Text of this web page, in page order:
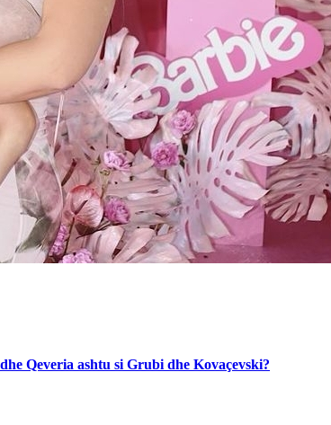
Qeveria ashtu si Grubi dhe Kovaçevski?